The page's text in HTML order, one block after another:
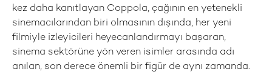
kez daha kanıtlayan Coppola, çağının en yetenekli
sinemacılarından biri olmasının dışında, her yeni
filmiyle izleyicileri heyecanlandırmayı başaran,
sinema sektörüne yön veren isimler arasında adı
anılan, son derece önemli bir figür de aynı zamanda.